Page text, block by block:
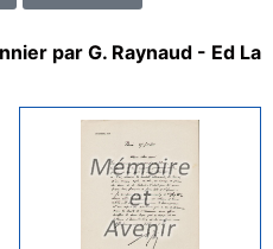
par G. Raynaud - Ed La